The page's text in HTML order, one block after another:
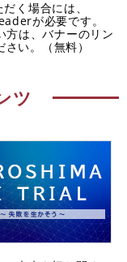
く場合には、
が必要です。
は、バナーのリン
い。（無料）
ツ